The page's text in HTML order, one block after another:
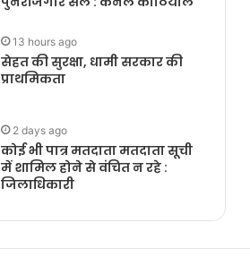
13 hours ago
सेहत की सुरक्षा, धामी सरकार की
प्राथमिकता
2 days ago
कोई भी पात्र मतदाता मतदाता सूची
में शामिल होने से वंचित न रहे :
जिलाधिकारी